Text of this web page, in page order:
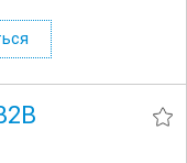
и сотрудников